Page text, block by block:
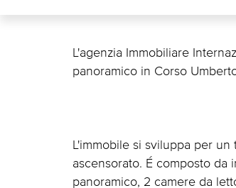
L'agenzia Immobiliare
panoramico in Corso
L'immobile si sviluppa per
ascensorato. É composto
panoramico, 2 camere da